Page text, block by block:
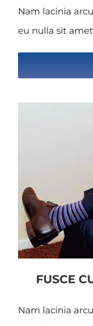
Nam lacinia
eu nulla sit
FUSCE
Nam lacinia